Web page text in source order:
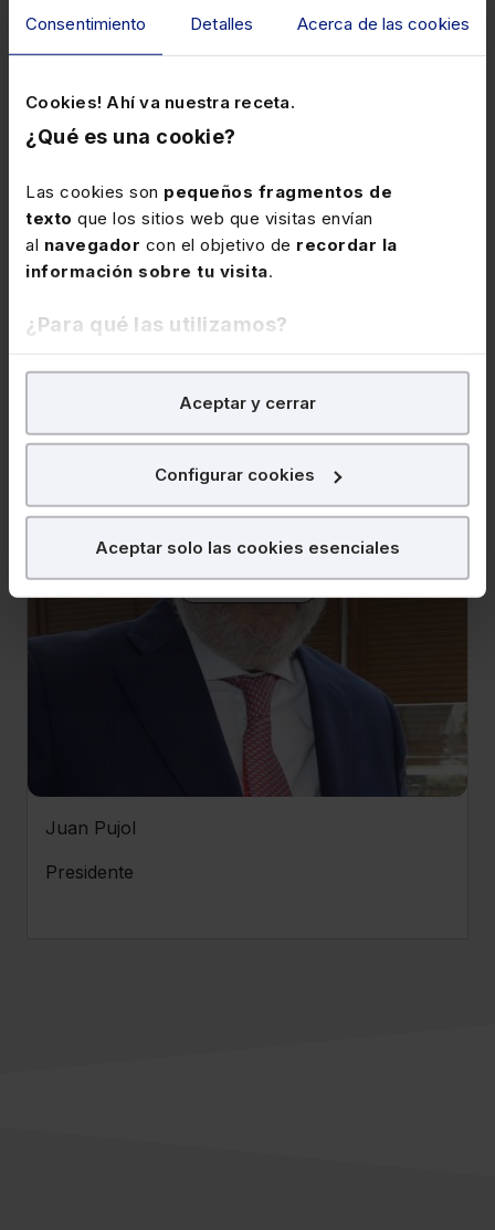
Consentimiento Detalles Acerca de las cookies
Cookies! Ahí va nuestra receta.
¿Qué es una cookie?
Las cookies son pequeños fragmentos de
texto que los sitios web que visitas envían
al navegador con el objetivo de recordar la
información sobre tu visita.
¿Para qué las utilizamos?
En Lefebvre utilizamos las cookies confines
para tratar demejorar tu experiencia
nuestra página web. También con fines publicitarios,
¿Qué puedes hacer?
Puedesaceptarlas cookies para que tu
experiencia en la web sea óptima
aceptar solo las esenciales
denegar todas las cookies excepto aquellas
configurar
seleccionar solo aquellas que quieras permitir en tu
navegador. Si no seleccionas ninguna utilizaremos las
Aceptar y cerrar
Configurar cookies
Aceptar solo las cookies esenciales
José Ángel Sandín
Consejero Delegado
Ver ficha
Juan Pujol
Presidente